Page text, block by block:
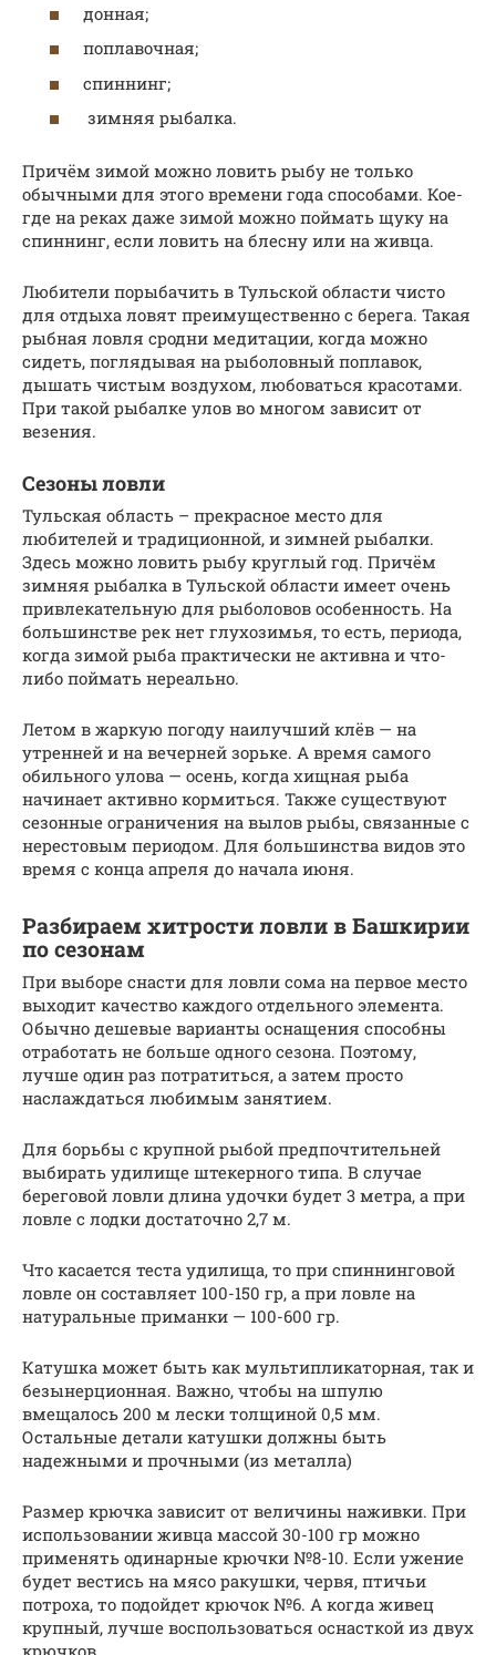
донная;
поплавочная;
спиннинг;
зимняя рыбалка.
Причём зимой можно ловить рыбу не только
обычными для этого времени года способами. Кое-
где на реках даже зимой можно поймать щуку на
спиннинг, если ловить на блесну или на живца.
Любители порыбачить в Тульской области чисто
для отдыха ловят преимущественно с берега. Такая
рыбная ловля сродни медитации, когда можно
сидеть, поглядывая на рыболовный поплавок,
дышать чистым воздухом, любоваться красотами.
При такой рыбалке улов во многом зависит от
везения.
Сезоны ловли
Тульская область – прекрасное место для
любителей и традиционной, и зимней рыбалки.
Здесь можно ловить рыбу круглый год. Причём
зимняя рыбалка в Тульской области имеет очень
привлекательную для рыболовов особенность. На
большинстве рек нет глухозимья, то есть, периода,
когда зимой рыба практически не активна и что-
либо поймать нереально.
Летом в жаркую погоду наилучший клёв — на
утренней и на вечерней зорьке. А время самого
обильного улова — осень, когда хищная рыба
начинает активно кормиться. Также существуют
сезонные ограничения на вылов рыбы, связанные с
нерестовым периодом. Для большинства видов это
время с конца апреля до начала июня.
Разбираем хитрости ловли в Башкирии
по сезонам
При выборе снасти для ловли сома на первое место
выходит качество каждого отдельного элемента.
Обычно дешевые варианты оснащения способны
отработать не больше одного сезона. Поэтому,
лучше один раз потратиться, а затем просто
наслаждаться любимым занятием.
Для борьбы с крупной рыбой предпочтительней
выбирать удилище штекерного типа. В случае
береговой ловли длина удочки будет 3 метра, а при
ловле с лодки достаточно 2,7 м.
Что касается теста удилища, то при спиннинговой
ловле он составляет 100-150 гр, а при ловле на
натуральные приманки — 100-600 гр.
Катушка может быть как мультипликаторная, так и
безынерционная. Важно, чтобы на шпулю
вмещалось 200 м лески толщиной 0,5 мм.
Остальные детали катушки должны быть
надежными и прочными (из металла)
Размер крючка зависит от величины наживки. При
использовании живца массой 30-100 гр можно
применять одинарные крючки №8-10. Если ужение
будет вестись на мясо ракушки, червя, птичьи
потроха, то подойдет крючок №6. А когда живец
крупный, лучше воспользоваться оснасткой из двух